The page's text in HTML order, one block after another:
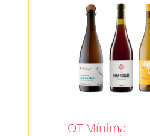
LOT Mínima